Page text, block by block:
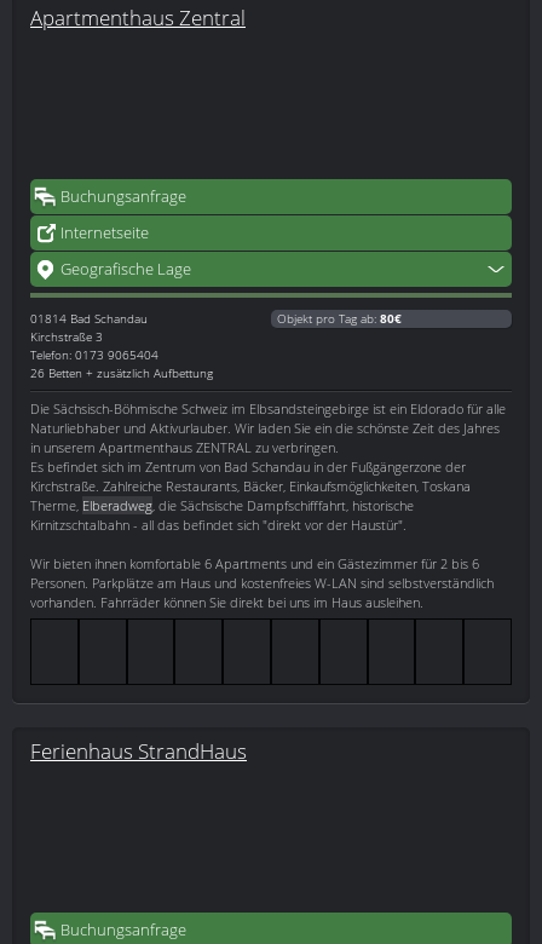
Apartmenthaus Zentral
Buchungsanfrage
Internetseite
Geografische Lage
01814 Bad Schandau
Kirchstraße 3
Telefon: 0173 9065404
26 Betten + zusätzlich Aufbettung
Objekt pro Tag ab: 80€
Die Sächsisch-Böhmische Schweiz im Elbsandsteingebirge ist ein Eldorado für alle
Naturliebhaber und Aktivurlauber. Wir laden Sie ein die schönste Zeit des Jahres
in unserem Apartmenthaus ZENTRAL zu verbringen.
Es befindet sich im Zentrum von Bad Schandau in der Fußgängerzone der
Kirchstraße. Zahlreiche Restaurants, Bäcker, Einkaufsmöglichkeiten, Toskana
Therme, Elberadweg , die Sächsische Dampfschifffahrt, historische
Kirnitzschtalbahn - all das befindet sich "direkt vor der Haustür".
Wir bieten ihnen komfortable 6 Apartments und ein Gästezimmer für 2 bis 6
Personen. Parkplätze am Haus und kostenfreies W-LAN sind selbstverständlich
vorhanden. Fahrräder können Sie direkt bei uns im Haus ausleihen.
Ferienhaus StrandHaus
Buchungsanfrage